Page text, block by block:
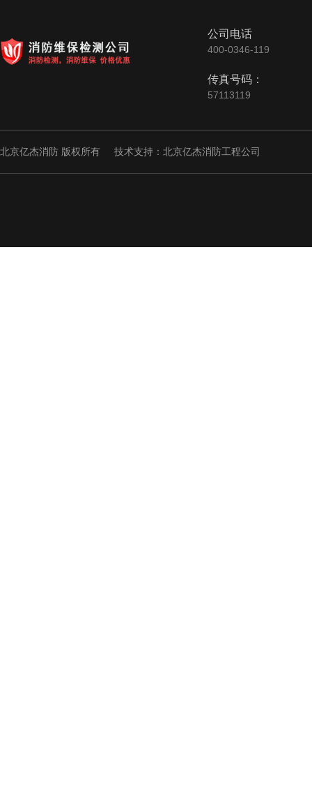
公司电话
400-0346-119
传真号码：
57113119
北京亿杰消防 版权所有 技术支持： 北京亿杰消防工程公司